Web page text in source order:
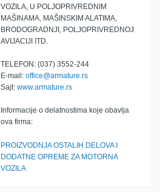
VOZILA, U POLJOPRIVREDNIM
MAŠINAMA, MAŠINSKIM ALATIMA,
BRODOGRADNJI, POLJOPRIVREDNOJ
AVIJACIJI ITD.
TELEFON: (037) 3552-244
E-mail: office@armature.rs
Sajt: www.armature.rs
Informacije o delatnostima koje obavlja
ova firma:
PROIZVODNJA OSTALIH DELOVA I
DODATNE OPREME ZA MOTORNA
VOZILA